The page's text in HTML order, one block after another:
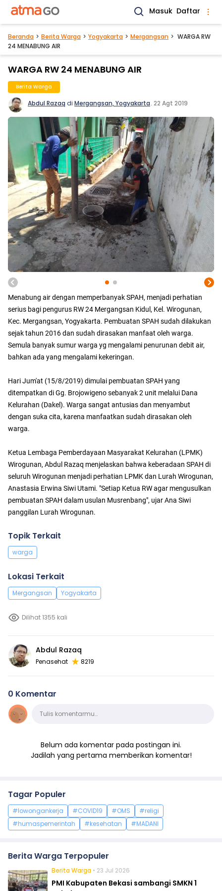
Masuk Daftar
Beranda Berita Warga Yogyakarta Mergangsan
WARGA RW
24 MENABUNG AIR
WARGA RW 24 MENABUNG AIR
Berita Warga
Abdul Razaq di Mergangsan, Yogyakarta. 22 Agt 2019
Menabung air dengan memperbanyak SPAH, menjadi perhatian
serius bagi pengurus RW 24 Mergangsan Kidul, Kel. Wirogunan,
Kec. Mergangsan, Yogyakarta. Pembuatan SPAH sudah dilakukan
sejak tahun 2016 dan sudah dirasakan manfaat oleh warga.
Semula banyak sumur warga yg mengalami penurunan debit air,
bahkan ada yang mengalami kekeringan.
Hari Jum'at (15/8/2019) dimulai pembuatan SPAH yang
ditempatkan di Gg. Brojowigeno sebanyak 2 unit melalui Dana
Kelurahan (Dakel). Warga sangat antusias dan menyambut
dengan suka cita, karena manfaatkan sudah dirasakan oleh
warga.
Ketua Lembaga Pemberdayaan Masyarakat Kelurahan (LPMK)
Wirogunan, Abdul Razaq menjelaskan bahwa keberadaan SPAH di
seluruh Wirogunan menjadi perhatian LPMK dan Lurah Wirogunan,
Anastasia Erwina Siwi Utami. "Setiap Ketua RW agar mengusulkan
pembuatan SPAH dalam usulan Musrenbang", ujar Ana Siwi
panggilan Lurah Wirogunan.
Topik Terkait
warga
Lokasi Terkait
Mergangsan Yogyakarta
Dilihat 1355 kali
Abdul Razaq
Penasehat 8219
0 Komentar
KomentarTulis komentarmu…
Belum ada komentar pada postingan ini.
Jadilah yang pertama memberikan komentar!
Tagar Populer
#lowongankerja #COVID19 #OMS
#religi
#humaspemerintah
#kesehatan #MADANI
Berita Warga Terpopuler
Berita Warga • 23 Jul 2026
PMI Kabupaten Bekasi sambangi SMKN 1